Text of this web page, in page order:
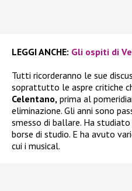
LEGGI ANCHE: Gli ospiti di
Tutti ricorderanno le sue
soprattutto le aspre critiche
Celentano, prima al
eliminazione. Gli anni sono
smesso di ballare. Ha
borse di studio. E ha avuto
cui i musical.